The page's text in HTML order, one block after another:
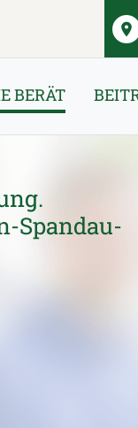
BERÄT
Spandau-